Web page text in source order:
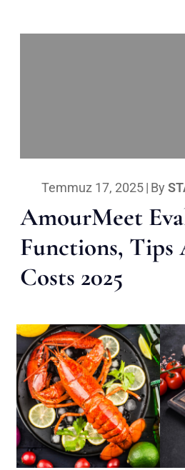
Temmuz 17, 2025| By
AmourMeet
Functions, Tips
Costs 2025